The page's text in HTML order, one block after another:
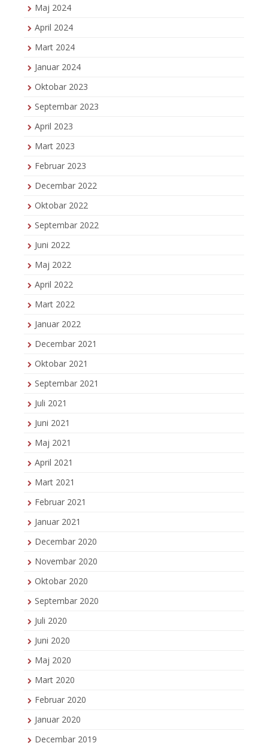
Maj 2024
April 2024
Mart 2024
Januar 2024
Oktobar 2023
Septembar 2023
April 2023
Mart 2023
Februar 2023
Decembar 2022
Oktobar 2022
Septembar 2022
Juni 2022
Maj 2022
April 2022
Mart 2022
Januar 2022
Decembar 2021
Oktobar 2021
Septembar 2021
Juli 2021
Juni 2021
Maj 2021
April 2021
Mart 2021
Februar 2021
Januar 2021
Decembar 2020
Novembar 2020
Oktobar 2020
Septembar 2020
Juli 2020
Juni 2020
Maj 2020
Mart 2020
Februar 2020
Januar 2020
Decembar 2019